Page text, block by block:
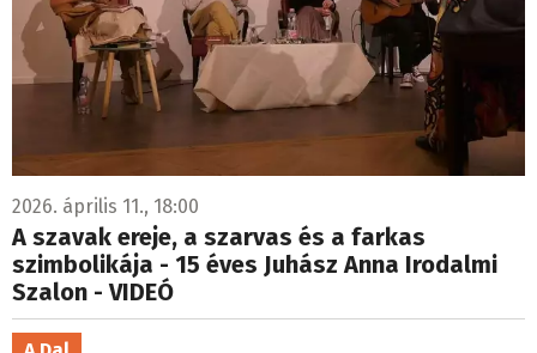
2026. április 11., 18:00
A szavak ereje, a szarvas és a farkas
szimbolikája - 15 éves Juhász Anna Irodalmi
Szalon - VIDEÓ